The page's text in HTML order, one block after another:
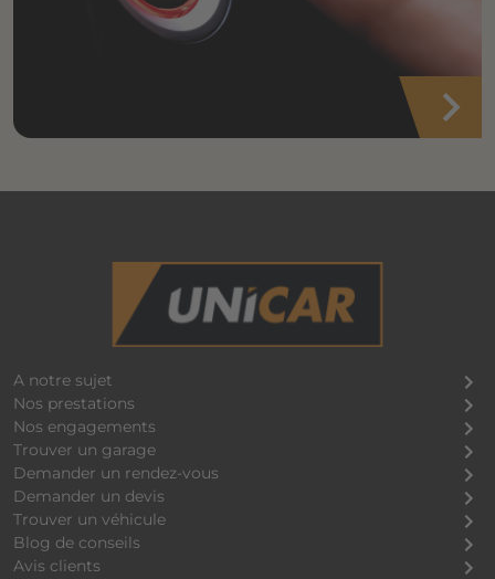
A notre sujet
Nos prestations
Nos engagements
Trouver un garage
Demander un rendez-vous
Demander un devis
Trouver un véhicule
Blog de conseils
Avis clients